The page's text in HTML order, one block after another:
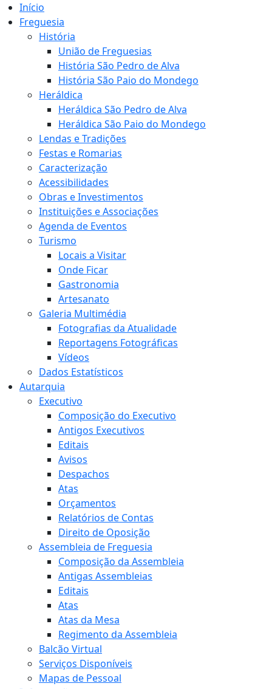
Início
Freguesia
História
União de Freguesias
História São Pedro de Alva
História São Paio do Mondego
Heráldica
Heráldica São Pedro de Alva
Heráldica São Paio do Mondego
Lendas e Tradições
Festas e Romarias
Caracterização
Acessibilidades
Obras e Investimentos
Instituições e Associações
Agenda de Eventos
Turismo
Locais a Visitar
Onde Ficar
Gastronomia
Artesanato
Galeria Multimédia
Fotografias da Atualidade
Reportagens Fotográficas
Vídeos
Dados Estatísticos
Autarquia
Executivo
Composição do Executivo
Antigos Executivos
Editais
Avisos
Despachos
Atas
Orçamentos
Relatórios de Contas
Direito de Oposição
Assembleia de Freguesia
Composição da Assembleia
Antigas Assembleias
Editais
Atas
Atas da Mesa
Regimento da Assembleia
Balcão Virtual
Serviços Disponíveis
Mapas de Pessoal